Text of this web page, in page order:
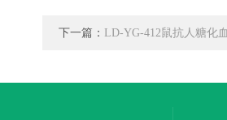
下一篇： LD-YG-412鼠抗人糖化